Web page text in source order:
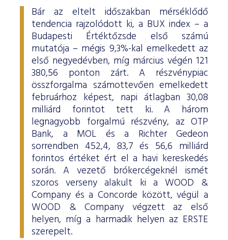
Bár az eltelt időszakban mérséklődő
tendencia rajzolódott ki, a BUX index – a
Budapesti Értéktőzsde első számú
mutatója – mégis 9,3%-kal emelkedett az
első negyedévben, míg március végén 121
380,56 ponton zárt. A részvénypiac
összforgalma számottevően emelkedett
februárhoz képest, napi átlagban 30,08
milliárd forintot tett ki. A három
legnagyobb forgalmú részvény, az OTP
Bank, a MOL és a Richter Gedeon
sorrendben 452,4, 83,7 és 56,6 milliárd
forintos értéket ért el a havi kereskedés
során. A vezető brókercégeknél ismét
szoros verseny alakult ki a WOOD &
Company és a Concorde között, végül a
WOOD & Company végzett az első
helyen, míg a harmadik helyen az ERSTE
szerepelt.